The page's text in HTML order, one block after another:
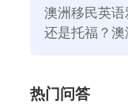
答案是，肯定住
人与当地人之间
人聚集区和社团
澳洲移民英语
还是托福？澳
热门问答